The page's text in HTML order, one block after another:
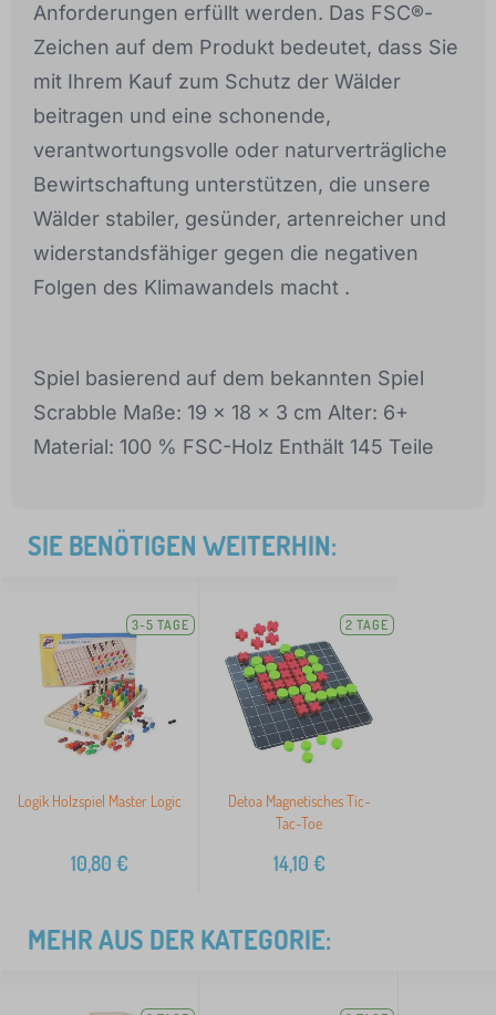
Anforderungen erfüllt werden. Das FSC®-
Zeichen auf dem Produkt bedeutet, dass Sie
mit Ihrem Kauf zum Schutz der Wälder
beitragen und eine schonende,
verantwortungsvolle oder naturverträgliche
Bewirtschaftung unterstützen, die unsere
Wälder stabiler, gesünder, artenreicher und
widerstandsfähiger gegen die negativen
Folgen des Klimawandels macht .
Spiel basierend auf dem bekannten Spiel
Scrabble Maße: 19 x 18 x 3 cm Alter: 6+
Material: 100 % FSC-Holz Enthält 145 Teile
SIE BENÖTIGEN WEITERHIN:
3-5 TAGE
Logik Holzspiel Master Logic
10,80 €
2 TAGE
Detoa Magnetisches Tic-
Tac-Toe
14,10 €
MEHR AUS DER KATEGORIE: